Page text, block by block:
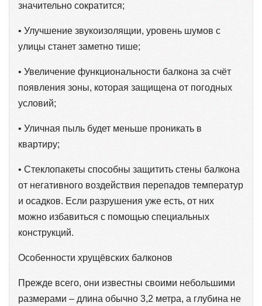
значительно сократится;
• Улучшение звукоизолящии, уровень шумов с
улицы станет заметно тише;
• Увеличение функциональности балкона за счёт
появления зоны, которая защищена от погодных
условий;
• Уличная пыль будет меньше проникать в
квартиру;
• Стеклопакеты способны защитить стены балкона
от негативного воздействия перепадов температур
и осадков. Если разрушения уже есть, от них
можно избавиться с помощью специальных
конструкций.
Особенности хрущёвских балконов
Прежде всего, они известны своими небольшими
размерами – длина обычно 3,2 метра, а глубина не